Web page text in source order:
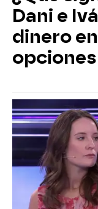
Dani e
dinero
opciones